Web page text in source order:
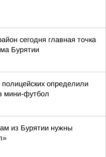
сегодня главная точка
Бурятии
определили
мини-футбол
из Бурятии нужны